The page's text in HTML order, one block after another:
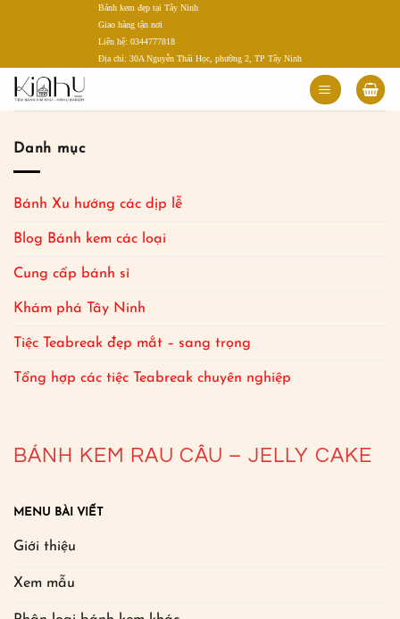
dung
Bánh kem đẹp tại Tây Ninh
Giao hàng tận nơi
Liên hệ: 0344777818
Địa chỉ: 30A Nguyễn Thái Học, phường 2, TP Tây Ninh
BÁNH KEM RAU CÂU – JELLY CAKE
MENU BÀI VIẾT
Giới thiệu
Xem mẫu
Danh mục
Bánh Xu hướng các dịp lễ
Blog Bánh kem các loại
Cung cấp bánh sỉ
Khám phá Tây Ninh
Tiệc Teabreak đẹp mắt – sang trọng
Tổng hợp các tiệc Teabreak chuyên nghiệp